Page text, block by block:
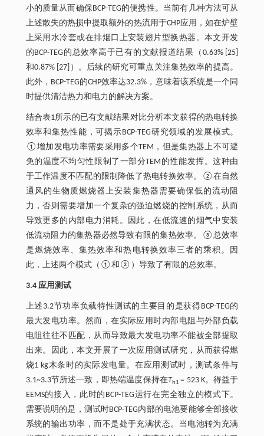
小的质量从而确保BCP-TEG的便携性。当前有几种方法可从
上述散失的热损中提取额外的热流用于CHP应用，如在炉壁
上采用水冷套或在排烟口上安装翅片型换热器。本文开发
的BCP-TEG的总效率高于已有的文献报道结果（0.63% [25]
和0.87% [27]）。后续的研究可重点关注集热效率的提高。
此外，BCP-TEG的CHP效率达32.3%，意味着该系统是一个同
时提供清洁热力和电力的解决方案。
结合表1所示的已有文献结果对比分析本文获得的热电转换
效率和集热性能，可揭示BCP-TEG研究领域的发展模式。
①增加发电功率需要采用多个TEM，但是集热器上不可避
免的温度不均匀性限制了一部分TEM的性能发挥。这种由
于工作温度不匹配的限制降低了热电转换效率。②在自然
通风的生物质燃烧器上安装集热器需要确保低的流动阻
力，否则需要增加一个复杂的强迫燃烧的控制系统，从而
导致更多的内部电力消耗。因此，在低流速的烟气中安装
低流动阻力的集热器必然导致有限的集热效率。③总效率
是燃烧效率、集热效率和热电转换效率三者的乘积。因
此，上述两个模式（①和②）导致了有限的总效率。
3.4 应用测试
上述3.2节功率负载特性测试的主要目的是获得BCP-TEG的
最大发电功率。然而，在实际应用时内部电阻与外部负载
电阻往往不匹配，从而导致最大发电功率不能被全部提取
出来。因此，本文开展了一次应用测试研究，从而获得燃
烧1 kg木条时的实际发电量。在应用测试时，测试条件与
3.1~3.3节所述一致，即热端温度保持在Th1= 523 K。得益于
EEMS的接入，此时的BCP-TEG运行在完全独立的模式下。
需要说明的是，测试时BCP-TEG内部的电池要能够全部接收
系统的输出功率，而不是处于充满状态。当电池转为充满